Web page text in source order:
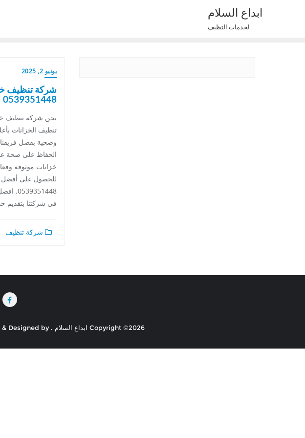
ابداع السلام
لخدمات التظيف
يونيو 2, 2025
شركة تنظيف
0539351448
نحن شركة تنظيف
تنظيف الخزانات
وصحية بفضل
الحفاظ على صحة
خزانات موثوقة
للحصول على
في شركتنا بتقديم
شركة تنظيف
Copyright ©2026 ابداع السلام . All rights reserved. & Designed by